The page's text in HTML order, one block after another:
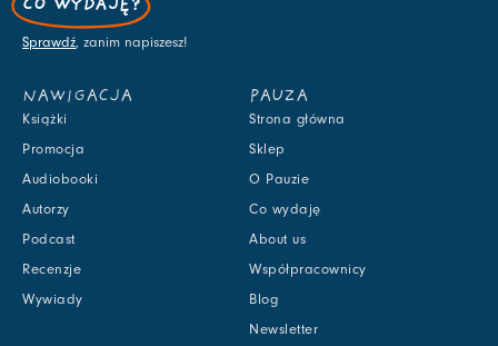
CO WYDAJĘ?
Sprawdź, zanim napiszesz!
NAWIGACJA
Książki
Promocja
Audiobooki
Autorzy
Podcast
Recenzje
Wywiady
PAUZA
Strona główna
Sklep
O Pauzie
Co wydaję
About us
Współpracownicy
Blog
Newsletter